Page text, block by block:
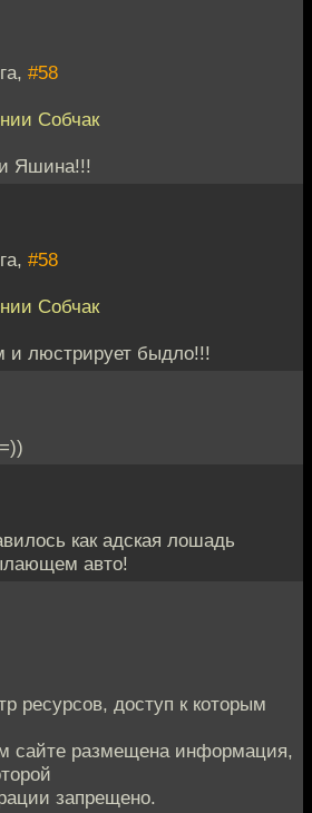
#58
Собчак
Яшина!!!
#58
Собчак
и люстрирует быдло!!!
как адская лошадь
авто!
ресурсов, доступ к которым
сайте размещена информация,
запрещено.